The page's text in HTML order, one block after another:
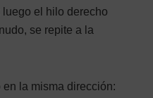
el hilo derecho
se repite a la
la misma dirección: